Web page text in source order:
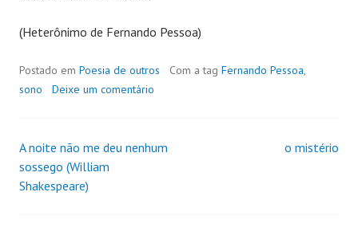
(Heterônimo de Fernando Pessoa)
Postado em Poesia de outros Com a tag Fernando Pessoa,
sono
Deixe um comentário
Navegação
de
A noite não me deu nenhum
sossego (William
Shakespeare)
o mistério